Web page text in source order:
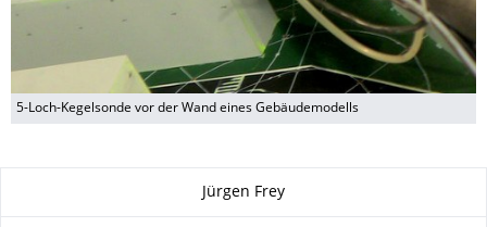
5-Loch-Kegelsonde vor der Wand eines Gebäudemodells
Jürgen Frey